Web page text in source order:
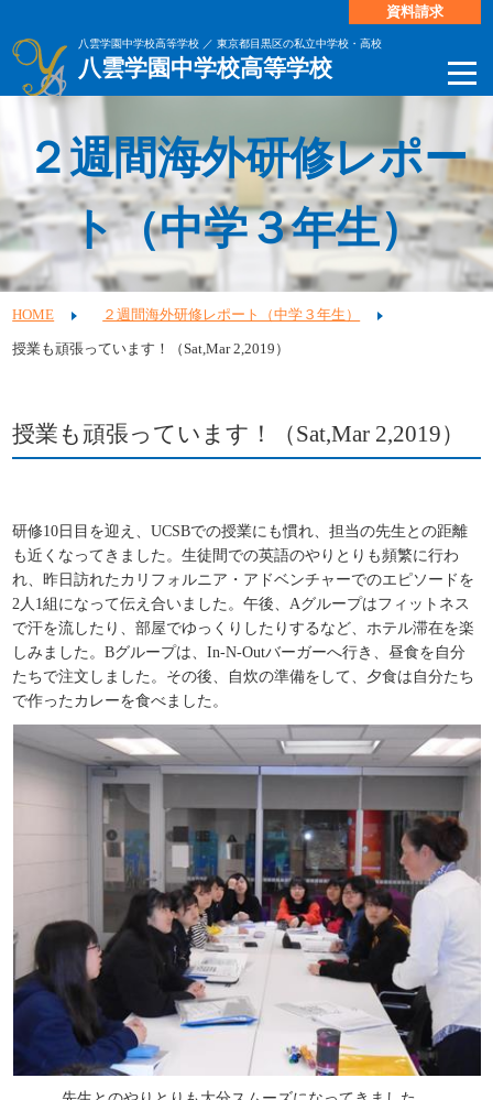
八雲学園中学校高等学校 ／ 東京都目黒区の私立中学校・高校
八雲学園中学校高等学校
資料請求
２週間海外研修レポー
ト（中学３年生）
HOME ２週間海外研修レポート（中学３年生）
授業も頑張っています！（Sat,Mar 2,2019）
授業も頑張っています！（Sat,Mar 2,2019）
研修10 日目を迎え、UCSBでの授業にも慣れ、担当の先生との距離
も近くなってきました。生徒間での英語のやりとりも頻繁に行わ
れ、昨日訪れたカリフォルニア・アドベンチャーでのエピソードを
2人 1組になって伝え合いました。午後、Aグループはフィットネス
で汗を流したり、部屋でゆっくりしたりするなど、ホテル滞在を楽
しみました。Bグループは、In-N-Outバーガーへ行き、昼食を自分
たちで注文しました。その後、自炊の準備をして、夕食は自分たち
で作ったカレーを食べました。